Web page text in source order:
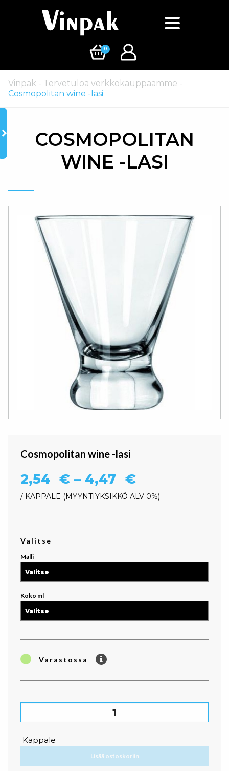
0
Vinpak - Tervetuloa verkkokauppaamme -
Cosmopolitan wine -lasi
COSMOPOLITAN
WINE -LASI
Cosmopolitan wine -lasi
2,54 € – 4,47 €
/ KAPPALE MYYNTIYKSIKKÖ ALV 0%
Valitse
Malli
Koko ml
Varastossa
Cosmopolitan wine -lasi määrä
Kappale
Lisää ostoskoriin